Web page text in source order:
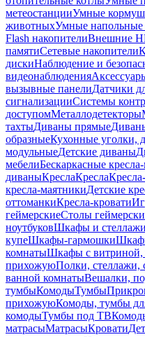
метеостанцииУмные
животныхУмные напольные
Flash накопителиВнешние
памятиСетевые накопители
дискиНаблюдение и
видеонаблюдения
вызывные панелиДатчики
сигнализацииСистемы
доступомМеталлодетекторы
тахтыДиваны прямые
образныеКухонные уголки,
модульныеДетские диваны
мебелиБескаркасные
диваныКреслаКресла
кресла-маятникиДетские
оттоманкиКресла-кровати
геймерскиеСтолы
ноутбуковШкафы и стеллажи
купеШкафы-гармошки
комнатыШкафы с витриной,
прихожуюПолки, стеллажи,
ванной комнатыВешалки,
тумбыКомодыТумбы
прихожуюКомоды, тумбы
комодыТумбы под ТВ
матрасыМатрасыКровати